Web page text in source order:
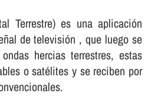
Terrestre) es una aplicación
de televisión , que luego se
hercias terrestres, estas
o satélites y se reciben por